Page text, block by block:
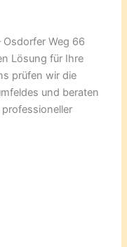
Osdorfer Weg 66
Lösung für Ihre
prüfen wir die
und beraten